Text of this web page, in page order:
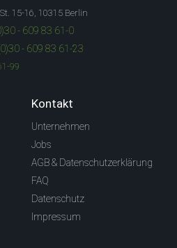
15-16, 10315 Berlin
- 609 83 61-0
- 609 83 61-23
99
Kontakt
Unternehmen
Jobs
AGB & Datenschutzerklärung
FAQ
Datenschutz
Impressum